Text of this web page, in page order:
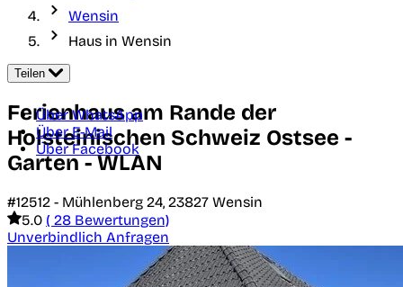
Wensin
Haus in Wensin
Teilen
Über WhatsApp
Über E-Mail
Über Facebook
Ferienhaus am Rande der
Holsteinischen Schweiz Ostsee -
Garten - WLAN
#12512 - Mühlenberg 24, 23827 Wensin
5.0 ( 28 Bewertungen)
Unverbindlich Anfragen